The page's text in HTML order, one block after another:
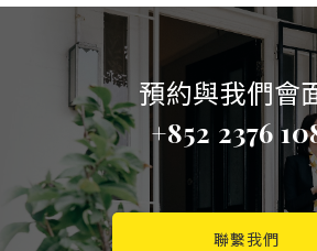
預約與我們會
+852 2376
聯繫我們